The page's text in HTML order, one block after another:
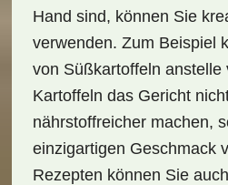
Hand sind, können Sie
verwenden. Zum Beispiel
von Süßkartoffeln anstelle
Kartoffeln das Gericht
nährstoffreicher machen,
einzigartigen Geschmack
Rezepten können Sie